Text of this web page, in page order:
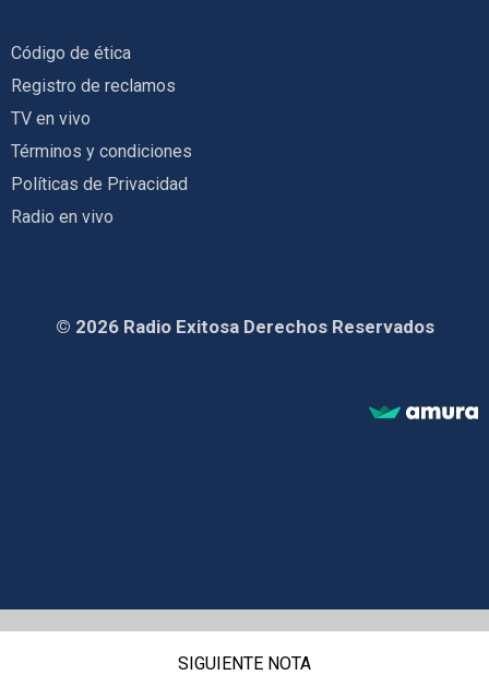
Código de ética
Registro de reclamos
TV en vivo
Términos y condiciones
Políticas de Privacidad
Radio en vivo
© 2026 Radio Exitosa Derechos Reservados
SIGUIENTE NOTA